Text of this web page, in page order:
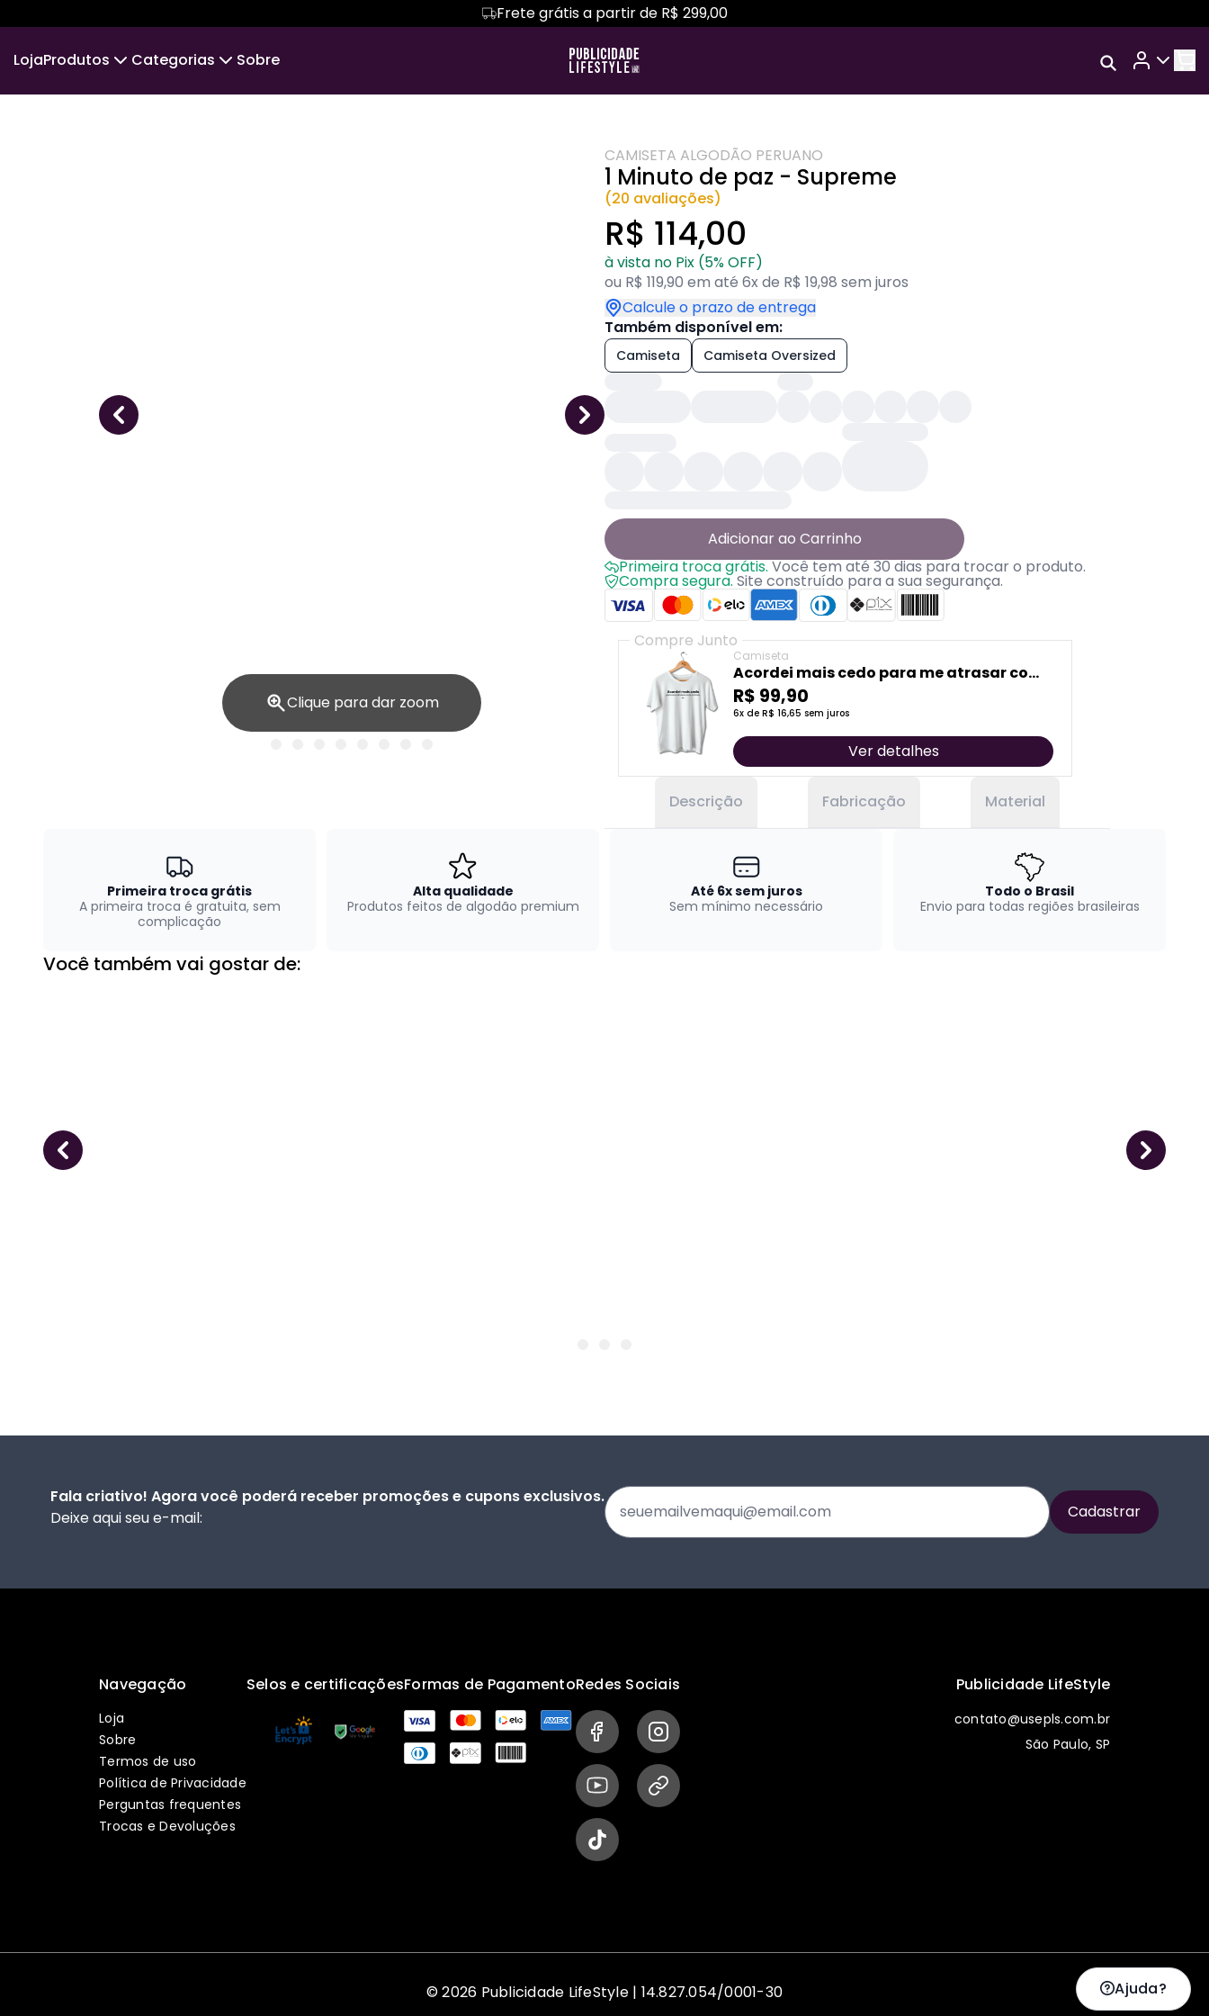
Frete grátis a partir de R$ 299,00
LojaProdutos
Camiseta
Camiseta Infantil Camiseta Algodão Peruano
Hoodie Moletom
Categorias
PLS PRIME
MENOS É MAIS TRAGO VERDADES
MARKETING DIGITAL
Sobre
Rastrear Meu
Clique para dar zoom
CAMISETA ALGODÃO PERUANO
1 Minuto de paz - Supreme
(20 avaliações)
R$ 114,00
à vista no Pix (5% OFF)
ou R$ 119,90 em até 6x de R$ 19,98 sem juros
Calcule o prazo de entrega
Também disponível em:
Camiseta Camiseta Oversized
Adicionar ao Carrinho
Primeira troca grátis.Você tem até 30 dias para trocar o produto.
Compra segura.Site construído para a sua segurança.
Compre Junto
Camiseta
Acordei mais cedo para me atrasar com
calma
R$ 99,90
6x de R$ 16,65 sem juros
Ver detalhes
Descrição Fabricação Material
Primeira troca grátis
A primeira troca é gratuita, sem
complicação
Alta qualidade
Produtos feitos de algodão premium
Até 6x sem juros
Sem mínimo necessário
Todo o Brasil
Envio para todas regiões brasileiras
Você também vai gostar de:
Fala criativo! Agora você poderá receber promoções e cupons exclusivos.
Deixe aqui seu e-mail:
Navegação
Loja
Sobre
Termos de uso
Política de Privacidade
Perguntas frequentes
Trocas e Devoluções
Selos e certificaçõesFormas de PagamentoRedes Sociais Publicidade LifeStyle
contato@usepls.com.br
São Paulo, SP
© 2026 Publicidade LifeStyle | 14.827.054/0001-30 Ajuda?